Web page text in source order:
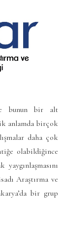
bunun bir alt
anlamda birçok
daha çok
olabildiğince
Araştırma ve
bir grup